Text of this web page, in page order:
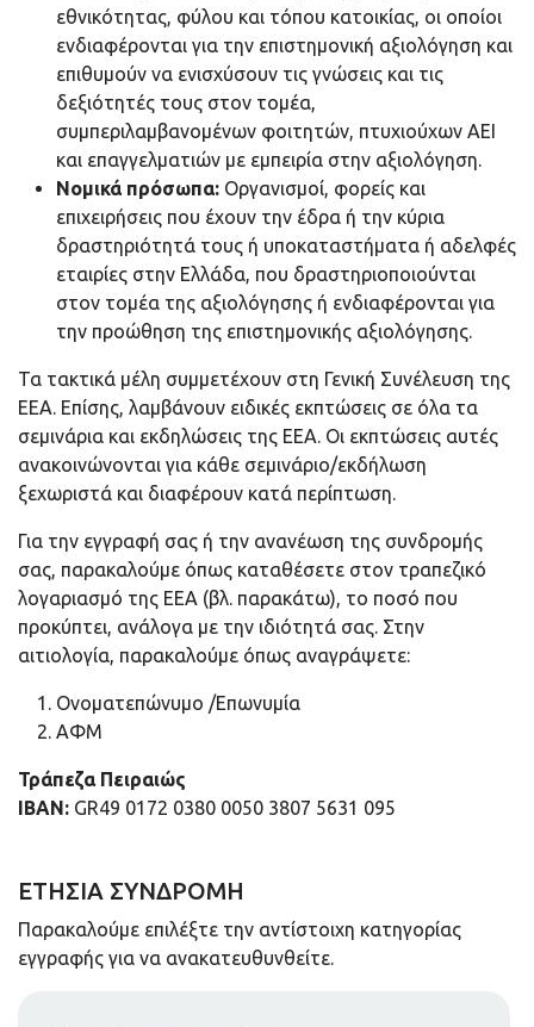
εθνικότητας, φύλου και τόπου κατοικίας, οι οποίοι
ενδιαφέρονται για την επιστημονική αξιολόγηση και
επιθυμούν να ενισχύσουν τις γνώσεις και τις
δεξιότητές τους στον τομέα,
συμπεριλαμβανομένων φοιτητών, πτυχιούχων ΑΕΙ
και επαγγελματιών με εμπειρία στην αξιολόγηση.
Νομικά πρόσωπα: Οργανισμοί, φορείς και
επιχειρήσεις που έχουν την έδρα ή την κύρια
δραστηριότητά τους ή υποκαταστήματα ή αδελφές
εταιρίες στην Ελλάδα, που δραστηριοποιούνται
στον τομέα της αξιολόγησης ή ενδιαφέρονται για
την προώθηση της επιστημονικής αξιολόγησης.
Τα τακτικά μέλη συμμετέχουν στη Γενική Συνέλευση της
ΕΕΑ. Επίσης, λαμβάνουν ειδικές εκπτώσεις σε όλα τα
σεμινάρια και εκδηλώσεις της ΕΕΑ. Οι εκπτώσεις αυτές
ανακοινώνονται για κάθε σεμινάριο/εκδήλωση
ξεχωριστά και διαφέρουν κατά περίπτωση.
Για την εγγραφή σας ή την ανανέωση της συνδρομής
σας, παρακαλούμε όπως καταθέσετε στον τραπεζικό
λογαριασμό της ΕΕΑ (βλ. παρακάτω), το ποσό που
προκύπτει, ανάλογα με την ιδιότητά σας. Στην
αιτιολογία, παρακαλούμε όπως αναγράψετε:
Ονοματεπώνυμο /Επωνυμία
ΑΦΜ
Τράπεζα Πειραιώς
ΙΒΑΝ: GR49 0172 0380 0050 3807 5631 095
ΕΤΗΣΙΑ ΣΥΝΔΡΟΜΗ
Παρακαλούμε επιλέξτε την αντίστοιχη κατηγορίας
εγγραφής για να ανακατευθυνθείτε.